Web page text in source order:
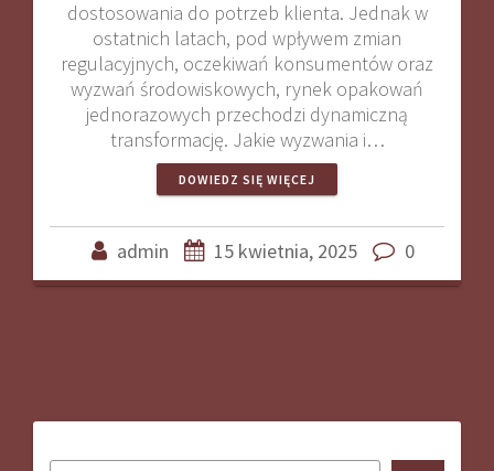
dostosowania do potrzeb klienta. Jednak w
ostatnich latach, pod wpływem zmian
regulacyjnych, oczekiwań konsumentów oraz
wyzwań środowiskowych, rynek opakowań
jednorazowych przechodzi dynamiczną
transformację. Jakie wyzwania i…
DOWIEDZ SIĘ WIĘCEJ
admin 15 kwietnia, 2025 0